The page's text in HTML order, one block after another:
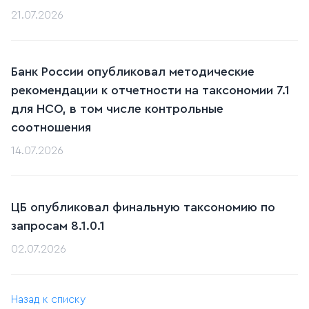
21.07.2026
Банк России опубликовал методические
рекомендации к отчетности на таксономии 7.1
для НСО, в том числе контрольные
соотношения
14.07.2026
ЦБ опубликовал финальную таксономию по
запросам 8.1.0.1
02.07.2026
Назад к списку